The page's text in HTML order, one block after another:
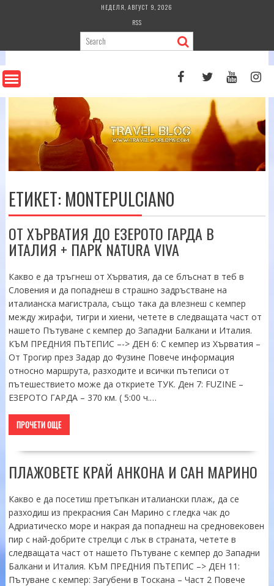
НЕДЕЛЯ, АВГУСТ 9, 2026
RSS
ЕТИКЕТ: MONTEPULCIANO
ОТ ХЪРВАТИЯ ДО ЕЗЕРОТО ГАРДА В
ИТАЛИЯ + ПАРК NATURA VIVA
Какво е да тръгнеш от Хърватия, да се блъснат в теб в
Словения и да попаднеш в страшно задръстване на
италианска магистрала, също така да влезнеш с кемпер
между жирафи, тигри и хиени, четете в следващата част от
нашето Пътуване с кемпер до Западни Балкани и Италия.
КЪМ ПРЕДНИЯ ПЪТЕПИС –-> ДЕН 6: С кемпер из Хърватия –
От Трогир през Задар до Фузине Повече информация
относно маршрута, разходите и всички пътеписи от
пътешествието може да откриете ТУК. Ден 7: FUZINE –
ЕЗЕРОТО ГАРДА – 370 км. ( 5:00 ч.…
ПРОЧЕТИ ОЩЕ
ПЛАЖОВЕТЕ КРАЙ АНКОНА И САН МАРИНО
Какво е да посетиш претъпкан италиански плаж, да се
разходиш из прекрасния Сан Марино с гледка чак до
Адриатическо море и накрая да попаднеш на средновековен
пир с най-добрите стрелци с лък в страната, четете в
следващата част от нашето Пътуване с кемпер до Западни
Балкани и Италия. КЪМ ПРЕДНИЯ ПЪТЕПИС –> ДЕН 11:
Пътуване с кемпер: Загубени в Тоскана – Част 2 Повече